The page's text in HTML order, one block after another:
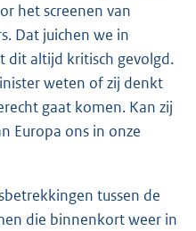
het screenen van
Dat juichen we in
dit altijd kritisch gevolgd.
weten of zij denkt
gaat komen. Kan zij
Europa ons in onze
tussen de
die binnenkort weer in